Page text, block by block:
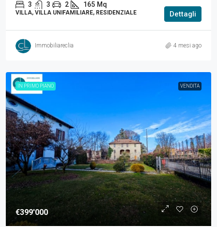
3 3 2 165 Mq
VILLA, VILLA UNIFAMILIARE, RESIDENZIALE Dettagli
Immobiliareclia 4 mesi ago
IN PRIMO PIANO VENDITA
€399'000